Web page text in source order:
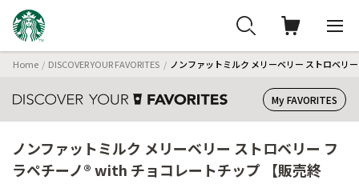
Home DISCOVER YOUR FAVORITES ノンファットミルク メリーベリー ストロベリ
My FAVORITES
ノンファットミルク メリーベリー ストロベリー フ
ラペチーノ® with チョコレートチップ 【販売終